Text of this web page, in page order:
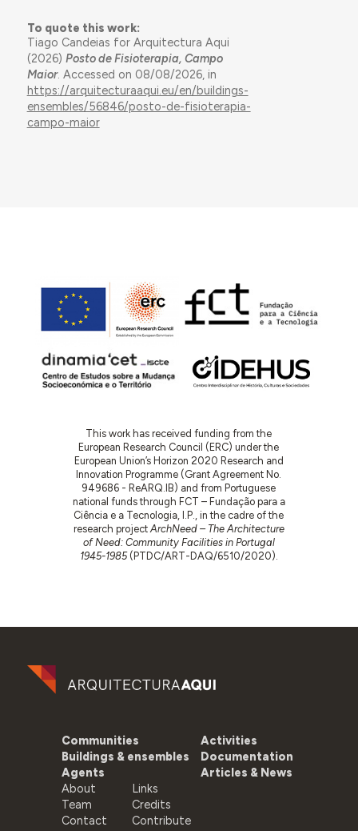
To quote this work:
Tiago Candeias for Arquitectura Aqui
(2026) Posto de Fisioterapia, Campo
Maior. Accessed on 08/08/2026, in
https://arquitecturaaqui.eu/en/buildings-
ensembles/56846/posto-de-fisioterapia-
campo-maior
This work has received funding from the
European Research Council (ERC) under the
European Union’s Horizon 2020 Research and
Innovation Programme (Grant Agreement No.
949686 - ReARQ.IB) and from Portuguese
national funds through FCT – Fundação para a
Ciência e a Tecnologia, I.P., in the cadre of the
research projectArchNeed – The Architecture
of Need: Community Facilities in Portugal
1945-1985(PTDC/ART-DAQ/6510/2020).
Communities
Buildings & ensembles
Agents
Activities
Documentation
Articles & News
About
Team
Contact
Links
Credits
Contribute